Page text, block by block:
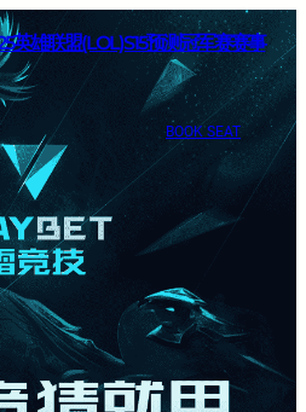
英雄联盟(LOL)S15预测冠军赛赛事
BOOK SEAT